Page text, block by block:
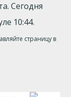
Сегодня
10:44.
страницу в